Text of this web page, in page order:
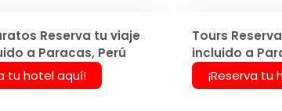
Reserva tu viaje
a Paracas, Perú
tu hotel aquí!
Tours
incluido a
¡Reserva tu